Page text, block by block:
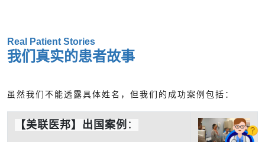
Real Patient Stories
我们真实的患者故事
虽然我们不能透露具体姓名，但我们的成功案例包括：
【美联医邦】出国案例 ：